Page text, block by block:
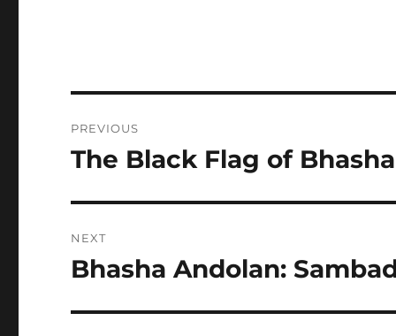
navigation
PREVIOUS
Previous
The Black Flag of
NEXT
Next
Bhasha Andolan: